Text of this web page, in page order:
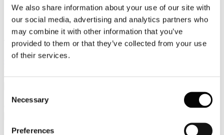
We also share information about your use of our site with
our social media, advertising and analytics partners who
may combine it with other information that you’ve
provided to them or that they’ve collected from your use
of their services.
Selection
Necessary
Preferences
Articoli e Interviste
Tel. +39 320 57 80 986
Email segreteria@federturismo.it
Come aderire